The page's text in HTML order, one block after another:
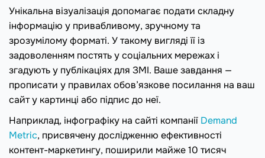
Унікальна візуалізація допомагає подати складну
інформацію у привабливому, зручному та
зрозумілому форматі. У такому вигляді її із
задоволенням постять у соціальних мережах і
згадують у публікаціях для ЗМІ. Ваше завдання —
прописати у правилах обов’язкове посилання на ваш
сайт у картинці або підпис до неї.
Наприклад, інфографіку на сайті компанії Demand
Metric, присвячену дослідженню ефективності
контент-маркетингу, поширили майже 10 тисяч